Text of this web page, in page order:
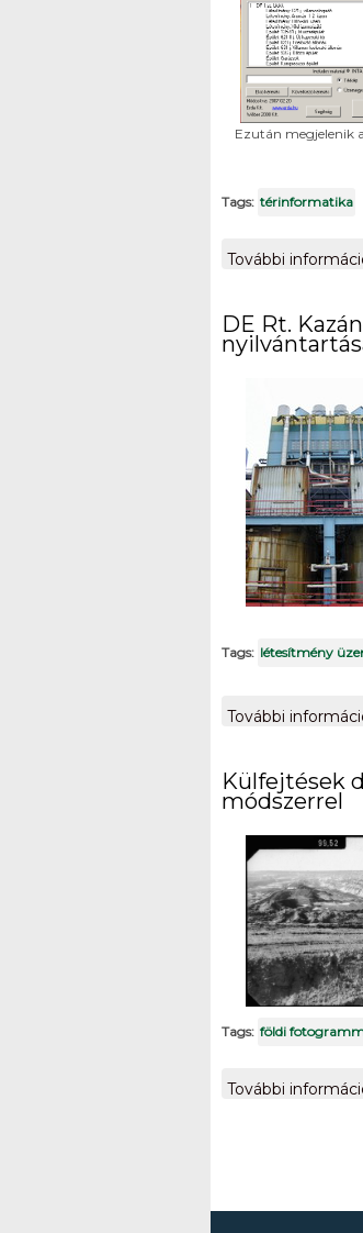
Ezután megjelenik
Tags: térinformatika
További
DE Rt.
Tags: létesítmény
További
Külfejtések
módszerrel
Tags: földi
További